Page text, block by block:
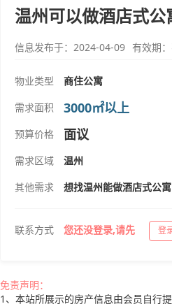
温州可以做酒店式公
信息发布于：2024-04-09 有效期
物业类型
商住公寓
需求面积
3000㎡以上
预算价格 面议
需求区域
温州
其他需求
想找温州能做酒店式公
联系方式 您还没登录,请先 登
免责声明：
1、本站所展示的房产信息由会员自行